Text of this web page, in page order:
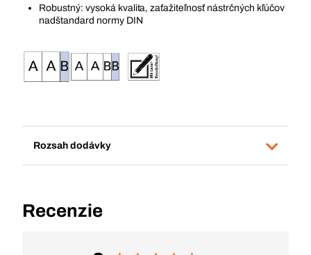
Robustný: vysoká kvalita, zaťažiteľnosť nástrčných kľúčov
nadštandard normy DIN
Rozsah dodávky
Recenzie